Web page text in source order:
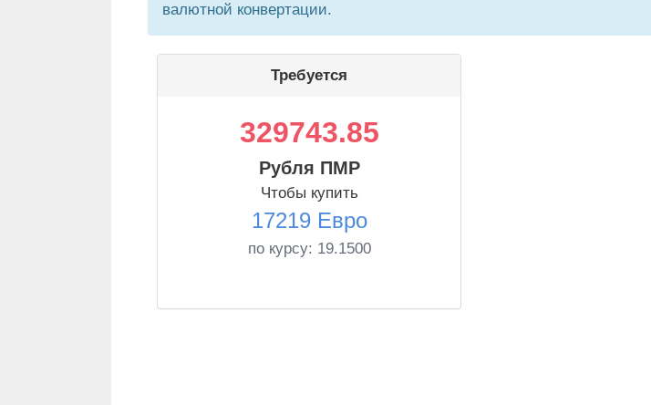
валютной конвертации.
Требуется
329743.85
Рубля ПМР
Чтобы купить
17219 Евро
по курсу: 19.1500